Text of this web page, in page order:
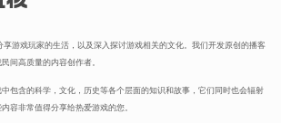
游戏玩家的生活，以及深入探讨游戏相关的文化。我们开发原创的播客
间高质量的内容创作者。
包含的科学，文化，历史等各个层面的知识和故事，它们同时也会辐射
容非常值得分享给热爱游戏的您。